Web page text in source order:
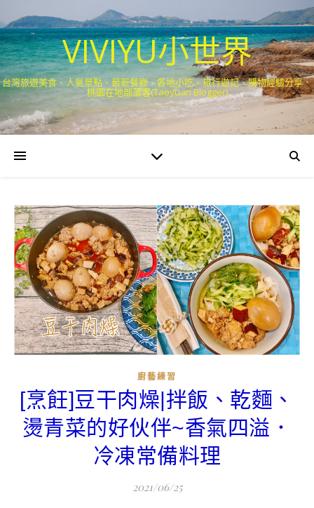
VIVIYU小世界
台灣旅遊美食、人氣景點、最新餐廳、各地小吃、旅行遊記、購物經驗分享．
桃園在地部落客(Taoyuan Blogger)
廚藝練習
[烹飪]豆干肉燥|拌飯、乾麵、
燙青菜的好伙伴~香氣四溢．
冷凍常備料理
2021/06/25